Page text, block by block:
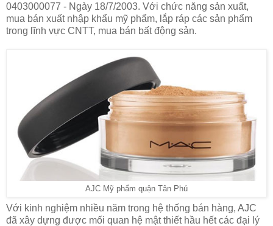
0403000077 - Ngày 18/7/2003. Với chức năng sản xuất,
mua bán xuất nhập khẩu mỹ phẩm, lắp ráp các sản phẩm
trong lĩnh vực CNTT, mua bán bất động sản.
AJC Mỹ phẩm quận Tân Phú
Với kinh nghiệm nhiều năm trong hệ thống bán hàng, AJC
đã xây dựng được mối quan hệ mật thiết hầu hết các đại lý